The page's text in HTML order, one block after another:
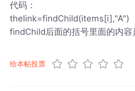
代码：
thelink=findChild(items[i],"A")
findChild后面的括号里面的内容
给本帖投票